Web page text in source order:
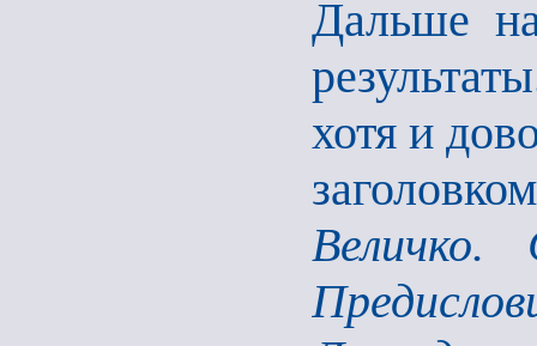
Дальше
хотя и
Величко.